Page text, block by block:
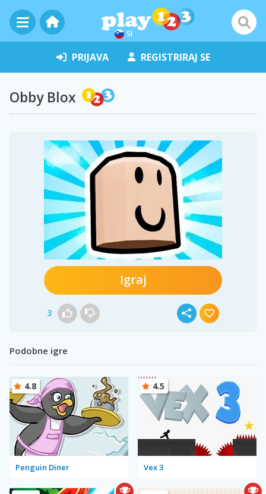
SI
PRIJAVA REGISTRIRAJ SE
Obby Blox
Igraj
3
Podobne igre
Penguin Diner
4.8
Vex 3
4.5